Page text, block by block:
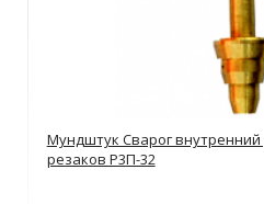
Мундштук Сварог внутренний
резаков Р3П-32